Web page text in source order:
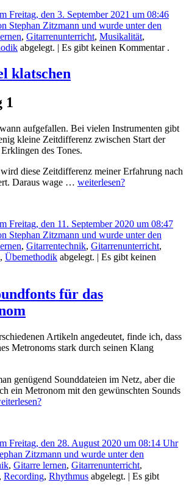
Freitag, den 3. September 2021 um 08:46
Stephan Zitzmann und wurde unter den
, Gitarrenunterricht, Musikalität,
abgelegt. | Es gibt keinen Kommentar .
klatschen
1
aufgefallen. Bei vielen Instrumenten gibt
kleine Zeitdifferenz zwischen Start der
des Tones.
diese Zeitdifferenz meiner Erfahrung nach
Daraus wage … weiterlesen?
Freitag, den 11. September 2020 um 08:47
Stephan Zitzmann und wurde unter den
, Gitarrentechnik, Gitarrenunterricht,
, Übemethodik abgelegt. | Es gibt keinen
für das
Artikeln angedeutet, finde ich, dass
Metronoms stark durch seinen Klang
genügend Sounddateien im Netz, aber die
ein Metronom mit den gewünschten Sounds
Freitag, den 28. August 2020 um 08:14 Uhr
Zitzmann und wurde unter den
, Gitarre lernen, Gitarrenunterricht,
, Recording, Rhythmus abgelegt. | Es gibt